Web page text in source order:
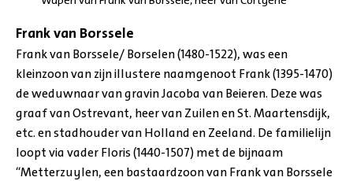
Frank van Borssele
Frank van Borssele/ Borselen (1480-1522), was een
kleinzoon van zijn illustere naamgenoot Frank (1395-1470)
de weduwnaar van gravin Jacoba van Beieren. Deze was
graaf van Ostrevant, heer van Zuilen en St. Maartensdijk,
etc. en stadhouder van Holland en Zeeland. De familielijn
loopt via vader Floris (1440-1507) met de bijnaam
“Metterzuylen, een bastaardzoon van Frank van Borssele